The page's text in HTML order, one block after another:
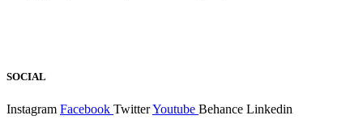
SOCIAL
Instagram Facebook TwitterYoutube Behance Linkedin